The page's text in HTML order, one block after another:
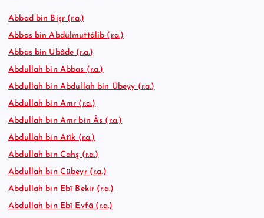
Abbad bin Bişr (r.a.)
Abbas bin Abdülmuttâlib (r.a.)
Abbas bin Ubâde (r.a.)
Abdullah bin Abbas (r.a.)
Abdullah bin Abdullah bin Übeyy (r.a.)
Abdullah bin Amr (r.a.)
Abdullah bin Amr bin Âs (r.a.)
Abdullah bin Atîk (r.a.)
Abdullah bin Cahş (r.a.)
Abdullah bin Cübeyr (r.a.)
Abdullah bin Ebî Bekir (r.a.)
Abdullah bin Ebî Evfâ (r.a.)